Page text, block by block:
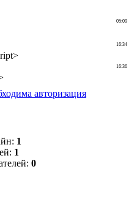
авторизация
1
1
0